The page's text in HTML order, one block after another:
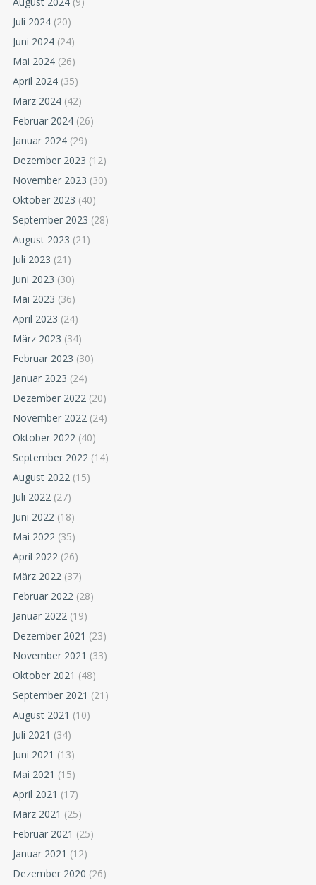
Juli 2024 (20)
Juni 2024 (24)
Mai 2024 (26)
April 2024 (35)
März 2024 (42)
Februar 2024 (26)
Januar 2024 (29)
Dezember 2023 (12)
November 2023 (30)
Oktober 2023 (40)
September 2023 (28)
August 2023 (21)
Juli 2023 (21)
Juni 2023 (30)
Mai 2023 (36)
April 2023 (24)
März 2023 (34)
Februar 2023 (30)
Januar 2023 (24)
Dezember 2022 (20)
November 2022 (24)
Oktober 2022 (40)
September 2022 (14)
August 2022 (15)
Juli 2022 (27)
Juni 2022 (18)
Mai 2022 (35)
April 2022 (26)
März 2022 (37)
Februar 2022 (28)
Januar 2022 (19)
Dezember 2021 (23)
November 2021 (33)
Oktober 2021 (48)
September 2021 (21)
August 2021 (10)
Juli 2021 (34)
Juni 2021 (13)
Mai 2021 (15)
April 2021 (17)
März 2021 (25)
Februar 2021 (25)
Januar 2021 (12)
Dezember 2020 (26)